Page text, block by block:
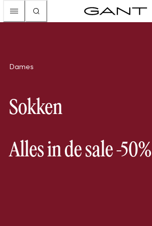
Dames
Sokken
Alles in de sale -50%